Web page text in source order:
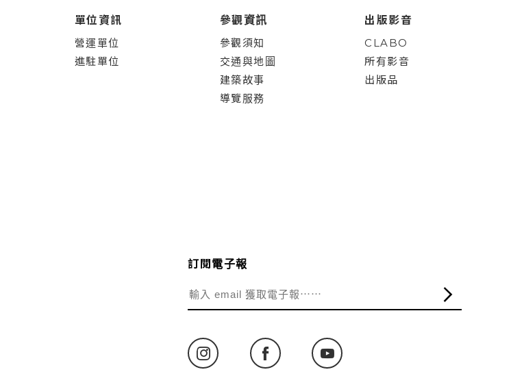
單位資訊
營運單位
進駐單位
參觀資訊
參觀須知
交通與地圖
建築故事
導覽服務
出版影音
CLABO
所有影音
出版品
訂閱電子報